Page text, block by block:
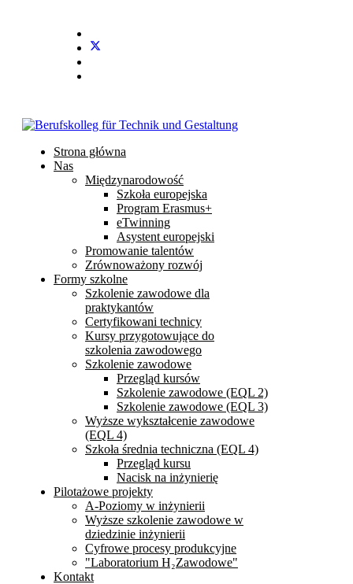
Strona główna
Nas
Międzynarodowość
Szkoła europejska
Program Erasmus+
eTwinning
Asystent europejski
Promowanie talentów
Zrównoważony rozwój
Formy szkolne
Szkolenie zawodowe dla
praktykantów
Certyfikowani technicy
Kursy przygotowujące do
szkolenia zawodowego
Szkolenie zawodowe
Przegląd kursów
Szkolenie zawodowe (EQL 2)
Szkolenie zawodowe (EQL 3)
Wyższe wykształcenie zawodowe
(EQL 4)
Szkoła średnia techniczna (EQL 4)
Przegląd kursu
Nacisk na inżynierię
Pilotażowe projekty
A-Poziomy w inżynierii
Wyższe szkolenie zawodowe w
dziedzinie inżynierii
Cyfrowe procesy produkcyjne
"Laboratorium H₂Zawodowe"
Kontakt